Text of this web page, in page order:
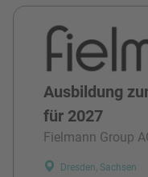
Ausbildung
für 2027
Fielmann Group
Dresden, Sachsen